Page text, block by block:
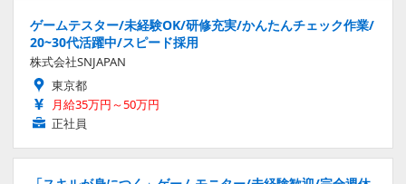
ゲームテスター/未経験OK/研修充実/かんたんチェック作業/
20~30代活躍中/スピード採用
株式会社SNJAPAN
東京都
月給35万円～50万円
正社員